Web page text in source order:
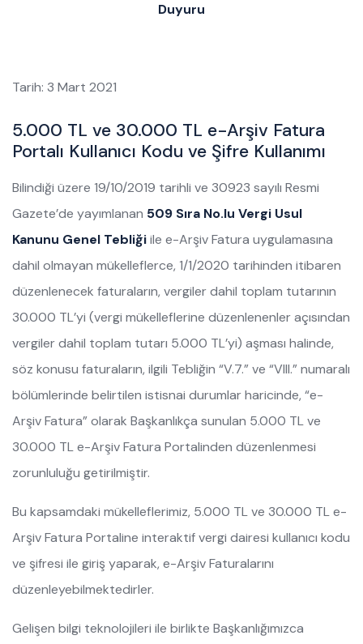
Duyuru
Tarih: 3 Mart 2021
5.000 TL ve 30.000 TL e-Arşiv Fatura
Portalı Kullanıcı Kodu ve Şifre Kullanımı
Bilindiği üzere 19/10/2019 tarihli ve 30923 sayılı Resmi
Gazete’de yayımlanan 509 Sıra No.lu Vergi Usul
Kanunu Genel Tebliğiile e-Arşiv Fatura uygulamasına
dahil olmayan mükelleflerce, 1/1/2020 tarihinden itibaren
düzenlenecek faturaların, vergiler dahil toplam tutarının
30.000 TL’yi (vergi mükelleflerine düzenlenenler açısından
vergiler dahil toplam tutarı 5.000 TL’yi) aşması halinde,
söz konusu faturaların, ilgili Tebliğin “V.7.” ve “VIII.” numaralı
bölümlerinde belirtilen istisnai durumlar haricinde, “e-
Arşiv Fatura” olarak Başkanlıkça sunulan 5.000 TL ve
30.000 TL e-Arşiv Fatura Portalinden düzenlenmesi
zorunluluğu getirilmiştir.
Bu kapsamdaki mükelleflerimiz, 5.000 TL ve 30.000 TL e-
Arşiv Fatura Portaline interaktif vergi dairesi kullanıcı kodu
ve şifresi ile giriş yaparak, e-Arşiv Faturalarını
düzenleyebilmektedirler.
Gelişen bilgi teknolojileri ile birlikte Başkanlığımızca